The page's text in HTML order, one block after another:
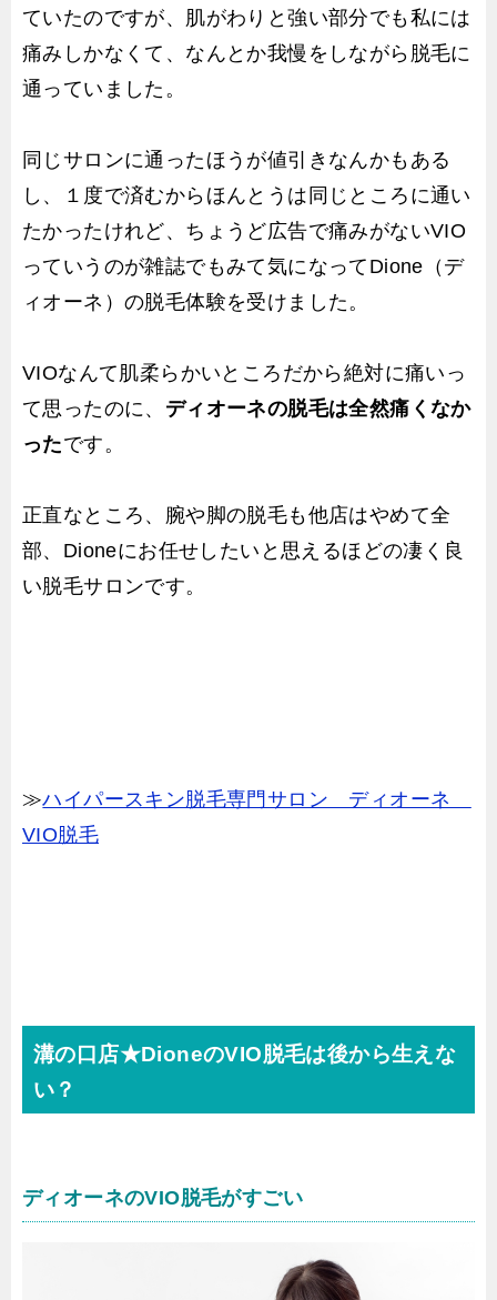
ていたのですが、肌がわりと強い部分でも私には
痛みしかなくて、なんとか我慢をしながら脱毛に
通っていました。
同じサロンに通ったほうが値引きなんかもある
し、１度で済むからほんとうは同じところに通い
たかったけれど、ちょうど広告で痛みがないVIO
っていうのが雑誌でもみて気になってDione（デ
ィオーネ）の脱毛体験を受けました。
VIOなんて肌柔らかいところだから絶対に痛いっ
て思ったのに、 ディオーネの脱毛は全然痛くなか
ったです。
正直なところ、腕や脚の脱毛も他店はやめて全
部、Dioneにお任せしたいと思えるほどの凄く良
い脱毛サロンです。
≫ハイパースキン脱毛専門サロン ディオーネ
VIO脱毛
溝の口店★DioneのVIO脱毛は後から生えな
い？
ディオーネのVIO脱毛がすごい